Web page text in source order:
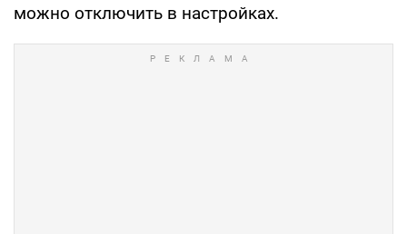
можно отключить в настройках.